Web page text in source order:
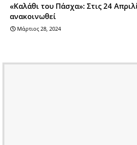
«Καλάθι του Πάσχα»: Στις 24
ανακοινωθεί
Μάρτιος 28, 2024